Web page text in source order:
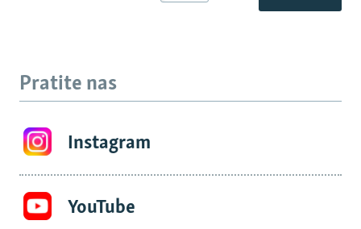
Pratite nas
Instagram
YouTube